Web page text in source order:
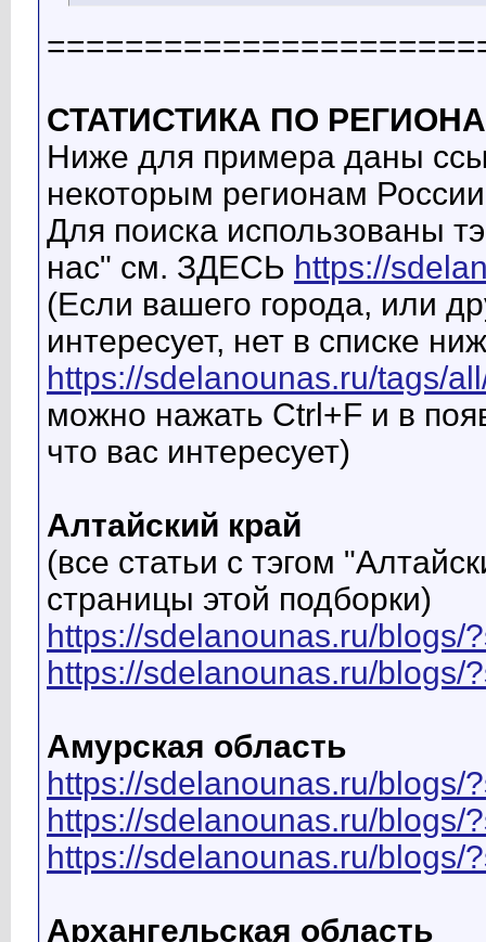
СТАТИСТИКА ПО
Ниже для примера даны
некоторым регионам
Для поиска использованы
нас" см. ЗДЕСЬ https://
(Если вашего города, или
интересует, нет в списке
https://sdelanounas.ru/tags/
можно нажать Ctrl+F и в
что вас интересует)
Алтайский край
(все статьи с тэгом
страницы этой подборки)
https://sdelanounas.ru/blogs/
https://sdelanounas.ru/blogs/
Амурская область
https://sdelanounas.ru/blogs/
https://sdelanounas.ru/blogs/
https://sdelanounas.ru/blogs/
Архангельская область